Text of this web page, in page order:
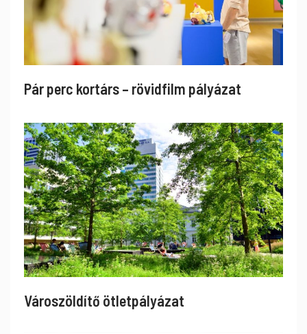
Pár perc kortárs – rövidfilm pályázat
Városzöldítő ötletpályázat